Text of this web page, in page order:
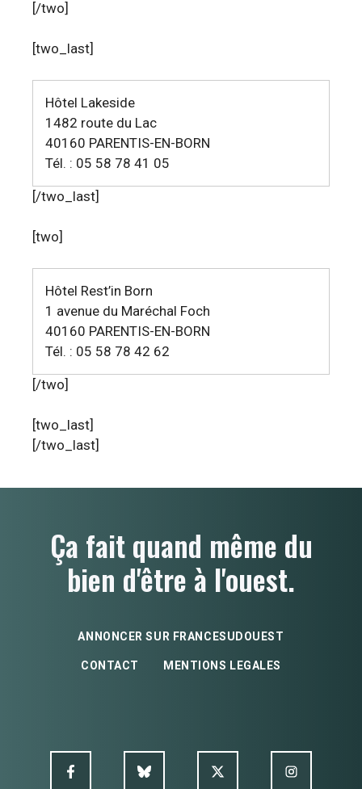
[/two]
[two_last]
Hôtel Lakeside
1482 route du Lac
40160 PARENTIS-EN-BORN
Tél. : 05 58 78 41 05
[/two_last]
[two]
Hôtel Rest’in Born
1 avenue du Maréchal Foch
40160 PARENTIS-EN-BORN
Tél. : 05 58 78 42 62
[/two]
[two_last]
[/two_last]
Ça fait quand même du
bien d'être à l'ouest.
ANNONCER SUR FRANCESUDOUEST
CONTACT MENTIONS LEGALES